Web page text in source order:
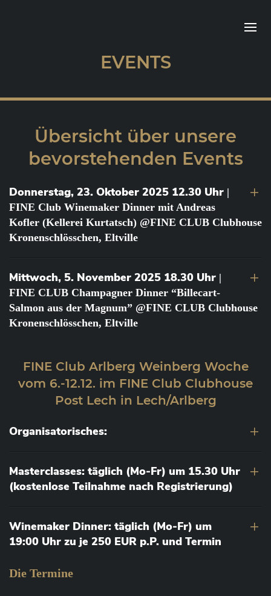
EVENTS
Übersicht über unsere
bevorstehenden Events
Donnerstag, 23. Oktober 2025 12.30 Uhr |
FINE Club Winemaker Dinner mit Andreas
Kofler (Kellerei Kurtatsch) @FINE CLUB Clubhouse
Kronenschlösschen, Eltville
Mittwoch, 5. November 2025 18.30 Uhr |
FINE CLUB Champagner Dinner “Billecart-
Salmon aus der Magnum” @FINE CLUB Clubhouse
Kronenschlösschen, Eltville
FINE Club Arlberg Weinberg Woche
vom 6.-12.12. im FINE Club Clubhouse
Post Lech in Lech/Arlberg
Organisatorisches:
Masterclasses: täglich (Mo-Fr) um 15.30 Uhr
(kostenlose Teilnahme nach Registrierung)
Winemaker Dinner: täglich (Mo-Fr) um
19:00 Uhr zu je 250 EUR p.P. und Termin
Die Termine